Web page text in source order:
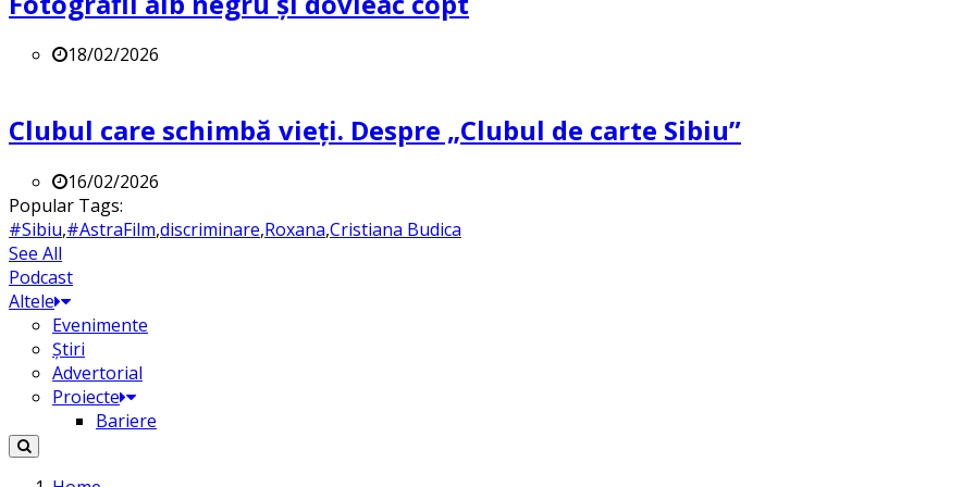
18/02/2026
Clubul care schimbă vieți. Despre „Clubul de carte Sibiu”
16/02/2026
Popular Tags:
#Sibiu,#AstraFilm,discriminare,Roxana,Cristiana Budica
See All
Podcast
Altele
Evenimente
Știri
Advertorial
Proiecte
Bariere